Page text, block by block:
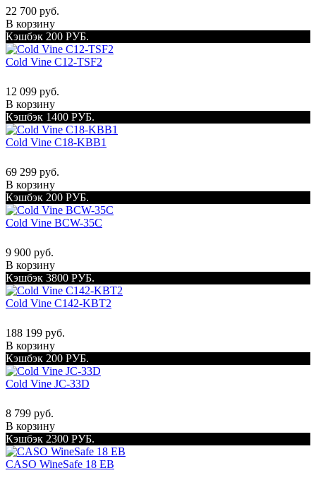
22 700 руб.
В корзину
Кэшбэк 200 РУБ.
Cold Vine C12-TSF2
12 099 руб.
В корзину
Кэшбэк 1400 РУБ.
Cold Vine C18-KBB1
69 299 руб.
В корзину
Кэшбэк 200 РУБ.
Cold Vine BCW-35C
9 900 руб.
В корзину
Кэшбэк 3800 РУБ.
Cold Vine C142-KBT2
188 199 руб.
В корзину
Кэшбэк 200 РУБ.
Cold Vine JC-33D
8 799 руб.
В корзину
Кэшбэк 2300 РУБ.
CASO WineSafe 18 EB